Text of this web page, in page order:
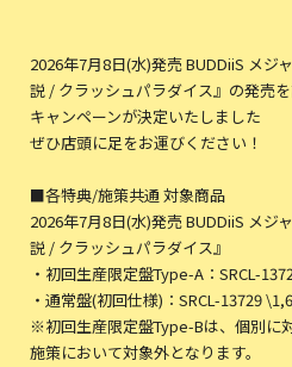
2026年7月8日(水)発売 BUDDiiS メジ
説 / クラッシュパラダイス』の発売
キャンペーンが決定いたしました
ぜひ店頭に足をお運びください！
■各特典/施策共通 対象商品
2026年7月8日(水)発売 BUDDiiS メジ
説 / クラッシュパラダイス』
・初回生産限定盤Type-A：SRCL-
・通常盤(初回仕様)：SRCL-13729
※初回生産限定盤Type-Bは、個別に
施策において対象外となります。